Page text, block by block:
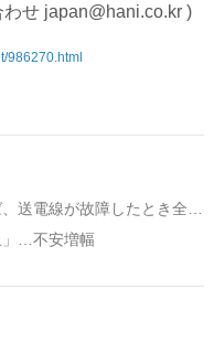
せ japan@hani.co.kr )
986270.html
」…不安増幅